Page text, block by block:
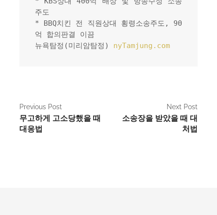
주도
* BBQ치킨 전 직원상대 횡령소송주도, 90
억 합의판결 이끔
뉴욕탐정(미리암탐정) nyTamjung.com
P
o
Previous Post
무고하게 고소당했을 때
대응법
Next Post
소송장을 받았을 때 대
처법